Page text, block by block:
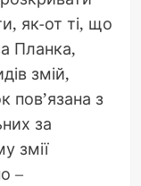
як-от ті, що
Планка,
змій,
пов’язана з
за
змії
–